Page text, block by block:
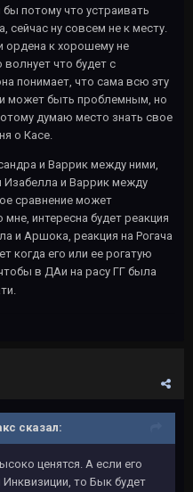
потому что устраивать
сейчас ну совсем не к месту.
ордена к хорошему не
что будет с
понимает, что сама всю эту
и может быть проблемным, но
думаю место знать свое
о Касе.
и Варрик между ними,
и Варрик между
сравнение может
интересна будет реакция
и Аршока, реакция на Рогача
когда его или ее рогатую
в ДАи на расу ГГ была
сказал:
ценятся. А если его
то Бык будет